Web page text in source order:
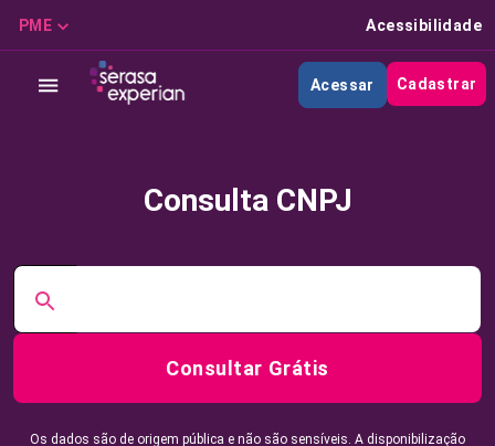
PME Acessibilidade
Acessar Cadastrar
Consulta CNPJ
Consultar Grátis
Os dados são de origem pública e não são sensíveis. A disponibilização